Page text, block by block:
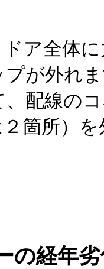
ア全体
が外れ
配線の
箇所）
の経年